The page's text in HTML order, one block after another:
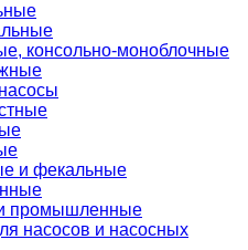
консольно-моноблочные
и фекальные
промышленные
насосов и насосных